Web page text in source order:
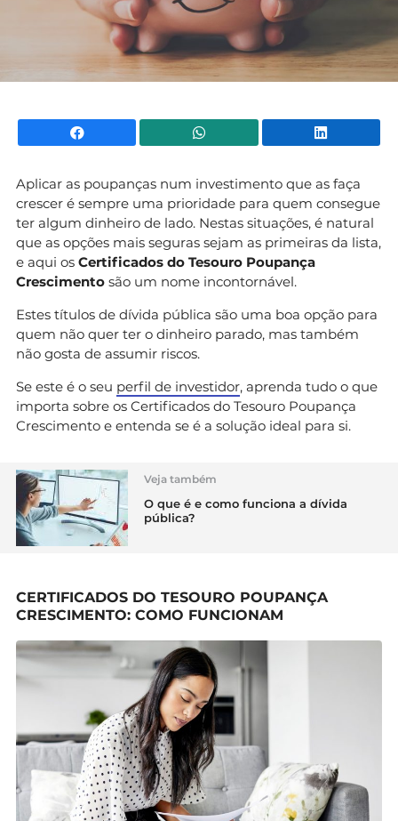
Facebook WhatsApp
Aplicar as poupanças num investimento que as faça
crescer é sempre uma prioridade para quem consegue
ter algum dinheiro de lado. Nestas situações, é natural
que as opções mais seguras sejam as primeiras da lista,
e aqui os Certificados do Tesouro Poupança
Crescimento são um nome incontornável.
Estes títulos de dívida pública são uma boa opção para
quem não quer ter o dinheiro parado, mas também
não gosta de assumir riscos.
Se este é o seu perfil de investidor, aprenda tudo o que
importa sobre os Certificados do Tesouro Poupança
Crescimento e entenda se é a solução ideal para si.
Veja também
O que é e como funciona a dívida
pública?
CERTIFICADOS DO TESOURO POUPANÇA
CRESCIMENTO: COMO FUNCIONAM